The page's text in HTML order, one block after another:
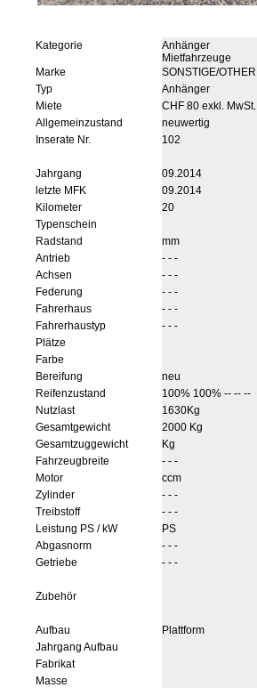
Kategorie
Anhänger
Mietfahrzeuge
Marke
SONSTIGE/OTHER
Typ
Anhänger
Miete
CHF 80 exkl. MwSt.
Allgemeinzustand
neuwertig
Inserate Nr.
102
Jahrgang
09.2014
letzte MFK
09.2014
Kilometer
20
Typenschein
Radstand
mm
Antrieb
- - -
Achsen
- - -
Federung
- - -
Fahrerhaus
- - -
Fahrerhaustyp
- - -
Plätze
Farbe
Bereifung
neu
Reifenzustand
100% 100% -- -- --
Nutzlast
1630Kg
Gesamtgewicht
2000 Kg
Gesamtzuggewicht
Kg
Fahrzeugbreite
- - -
Motor
ccm
Zylinder
- - -
Treibstoff
- - -
Leistung PS / kW
PS
Abgasnorm
- - -
Getriebe
- - -
Zubehör
Aufbau
Plattform
Jahrgang Aufbau
Fabrikat
Masse